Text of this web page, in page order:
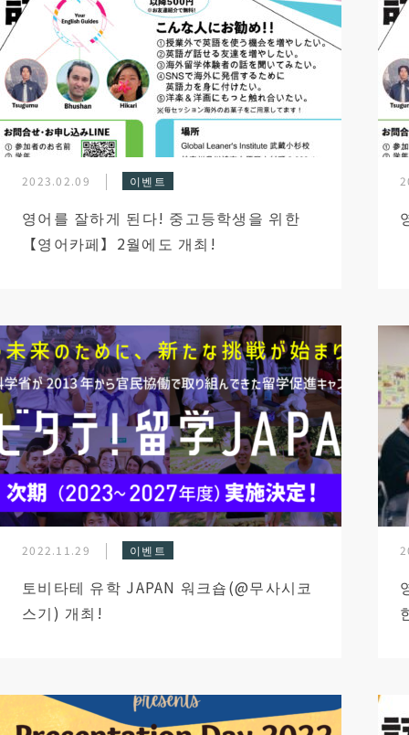
2023.02.09 이벤트
영어를 잘하게 된다! 중고등학생을 위한
【영어카페】2월에도 개최!
2022.11.29 이벤트
토비타테 유학 JAPAN 워크숍(@무사시코
스기) 개최!